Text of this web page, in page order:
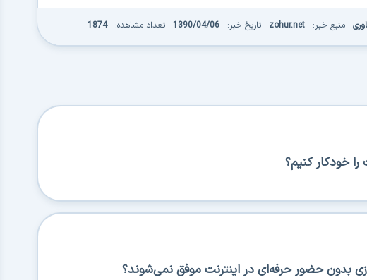
منبع خبر: zohur.net تاریخ خبر: 1390/04/06 تعداد مشاهده: 1874
خودکار کنیم؟
بدون حضور حرفه‌ای در اینترنت موفق نمی‌شوند؟